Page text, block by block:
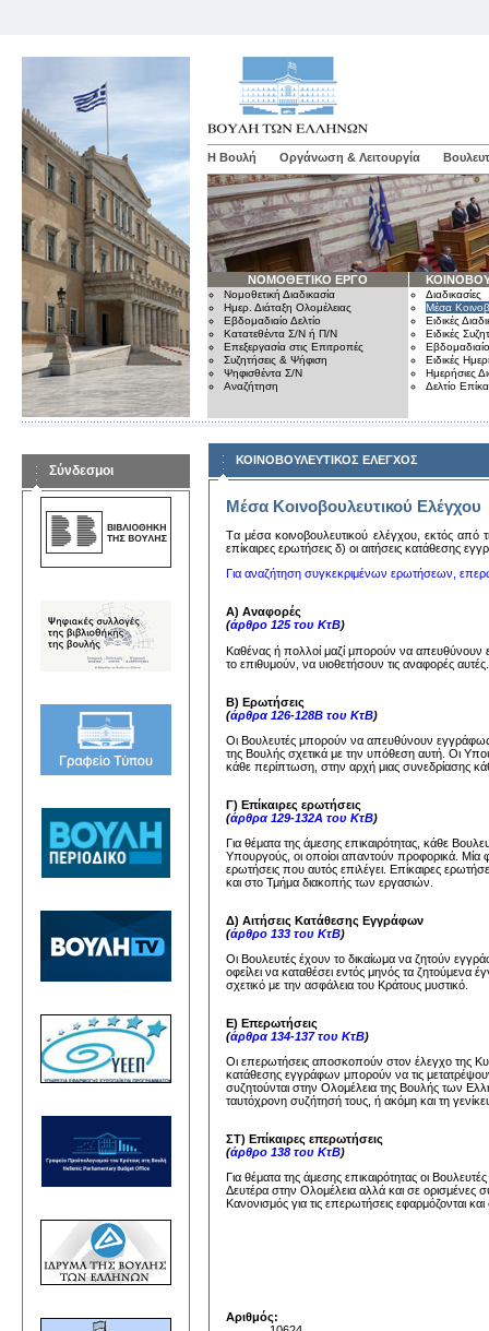
Η Βουλή Οργάνωση & Λειτουργία
ΝΟΜΟΘΕΤΙΚΟ ΕΡΓΟ
Νομοθετική Διαδικασία
Ημερ. Διάταξη Ολομέλειας
Εβδομαδιαίο Δελτίο
Κατατεθέντα Σ/Ν ή Π/Ν
Επεξεργασία στις Επιτροπές
Συζητήσεις & Ψήφιση
Ψηφισθέντα Σ/Ν
Αναζήτηση
Διαδικασίες
Μέσα
Ειδικές
Ειδικές
Εβδομαδιαίο
Ειδικές
Ημερήσιες
Δελτίο
Σύνδεσμοι
ΚΟΙΝΟΒΟΥΛΕΥΤΙΚΟΣ ΕΛΕΓΧΟΣ
Μέσα Κοινοβουλευτικού Ελέγχου
Tα μέσα κoινoβoυλευτικoύ ελέγχoυ, εκτός από
επίκαιρες ερωτήσεις δ) oι αιτήσεις κατάθεσης
Για αναζήτηση συγκεκριμένων ερωτήσεων,
Α) Αναφορές
(άρθρο 125 του ΚτΒ)
Καθένας ή πολλοί μαζί μπορούν να
το επιθυμούν, να υιοθετήσουν τις αναφορές
Β) Ερωτήσεις
(άρθρα 126-128Β του ΚτΒ)
Οι Βουλευτές μπορούν να απευθύνουν
της Βουλής σχετικά με την υπόθεση αυτή. Οι
κάθε περίπτωση, στην αρχή μιας συνεδρίασης
Γ) Επίκαιρες ερωτήσεις
(άρθρα 129-132Α του ΚτΒ)
Για θέματα της άμεσης επικαιρότητας, κάθε
Υπουργούς, οι οποίοι απαντούν προφορικά. Μία
ερωτήσεις που αυτός επιλέγει. Επίκαιρες
και στο Τμήμα διακοπής των εργασιών.
Δ) Αιτήσεις Κατάθεσης Εγγράφων
(άρθρο 133 του ΚτΒ)
Οι Βουλευτές έχουν το δικαίωμα να ζητούν
οφείλει να καταθέσει εντός μηνός τα
σχετικό με την ασφάλεια του Κράτους μυστικό.
Ε) Επερωτήσεις
(άρθρα 134-137 του ΚτΒ)
Οι επερωτήσεις αποσκοπούν στον έλεγχο της
κατάθεσης εγγράφων μπορούν να τις
συζητούνται στην Ολομέλεια της Βουλής των
ταυτόχρονη συζήτησή τους, ή ακόμη και τη
ΣΤ) Επίκαιρες επερωτήσεις
(άρθρο 138 του ΚτΒ)
Για θέματα της άμεσης επικαιρότητας οι
Δευτέρα στην Ολομέλεια αλλά και σε ορισμένες
Κανονισμός για τις επερωτήσεις εφαρμόζονται
Αριθμός: